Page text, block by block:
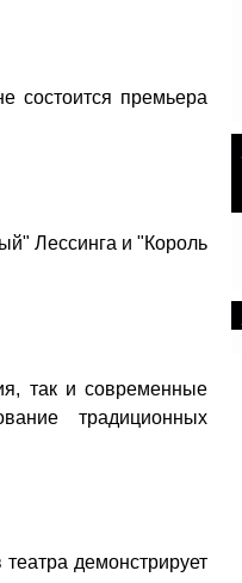
состоится премьера
Лессинга и "Король
так и современные
традиционных
демонстрирует